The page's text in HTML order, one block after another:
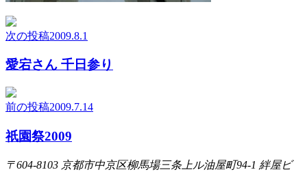
次の投稿2009.8.1
愛宕さん 千日参り
前の投稿2009.7.14
祇園祭2009
〒604-8103 京都市中京区柳馬場三条上ル油屋町94-1 絆屋ビ